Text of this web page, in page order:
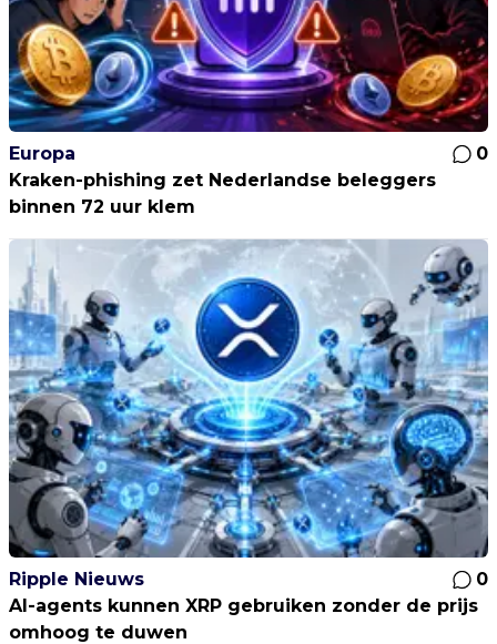
Europa
0
Kraken-phishing zet Nederlandse beleggers
binnen 72 uur klem
Ripple Nieuws
0
AI-agents kunnen XRP gebruiken zonder de prijs
omhoog te duwen